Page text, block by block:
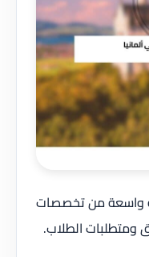
واسعة من تخصصات
ومتطلبات الطلاب.